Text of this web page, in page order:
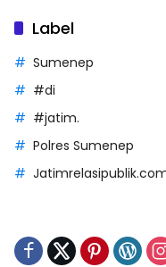
Label
Sumenep
#di
#jatim.
Polres Sumenep